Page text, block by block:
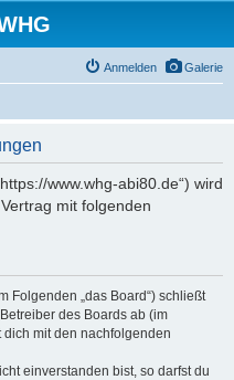
Galerie
Anmelden
www.whg-abi80.de“) wird
mit folgenden
Folgenden „das Board“) schließt
des Boards ab (im
dich mit den nachfolgenden
einverstanden bist, so darfst du